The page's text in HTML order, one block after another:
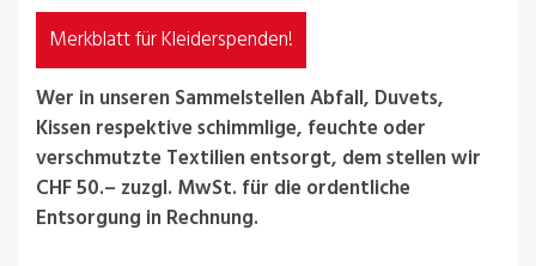
Merkblatt für Kleiderspenden!
Wer in unseren Sammelstellen Abfall, Duvets,
Kissen respektive schimmlige, feuchte oder
verschmutzte Textilien entsorgt, dem stellen wir
CHF 50.– zuzgl. MwSt. für die ordentliche
Entsorgung in Rechnung.